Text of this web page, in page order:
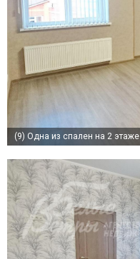
(9) Одна из спален на 2 этаже